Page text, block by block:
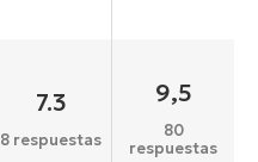
7.3
8 respuestas
9,5
80
respuestas